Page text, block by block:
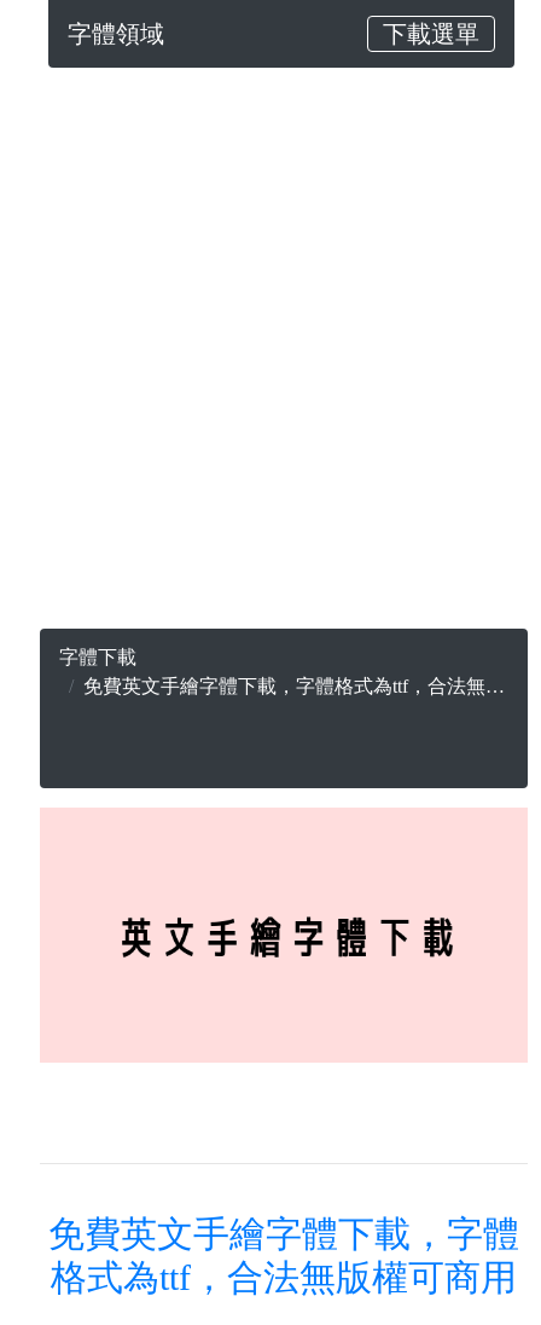
字體領域 下載選單
字體下載
免費英文手繪字體下載，字體格式為ttf，合法無版權可商用
免費英文手繪字體下載，字體
格式為ttf，合法無版權可商用